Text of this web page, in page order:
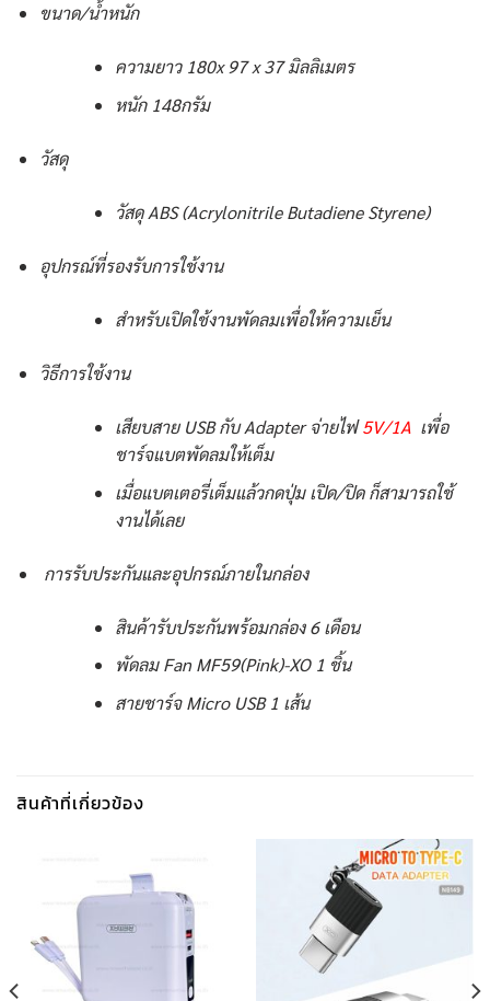
ขนาด/น้ำหนัก
ความยาว 180x 97 x 37 มิลลิเมตร
หนัก 148กรัม
วัสดุ
วัสดุ ABS (Acrylonitrile Butadiene Styrene)
อุปกรณ์ที่รองรับการใช้งาน
สำหรับเปิดใช้งานพัดลมเพื่อให้ความเย็น
วิธีการใช้งาน
เสียบสาย USB กับ Adapter จ่ายไฟ5V/1Aเพื่อ
ชาร์จแบตพัดลมให้เต็ม
เมื่อแบตเตอรี่เต็มแล้วกดปุ่ม เปิด/ปิด ก็สามารถใช้
งานได้เลย
การรับประกันและอุปกรณ์ภายในกล่อง
สินค้ารับประกันพร้อมกล่อง 6 เดือน
พัดลม Fan MF59(Pink)-XO 1 ชิ้น
สายชาร์จ Micro USB 1 เส้น
สินค้าที่เกี่ยวข้อง